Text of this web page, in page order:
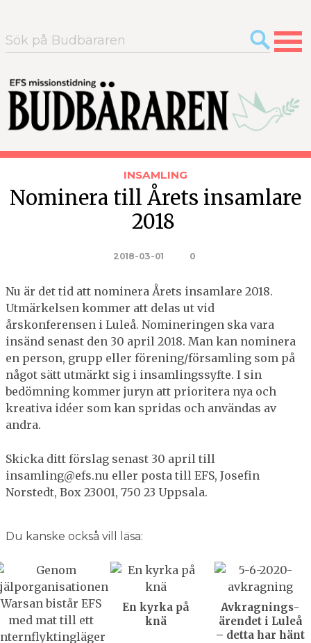
Sök
efter:
INSAMLING
Nominera till Årets insamlare
2018
2018-03-01 0
Nu är det tid att nominera Årets insamlare 2018.
Utmärkelsen kommer att delas ut vid
årskonferensen i Luleå. Nomineringen ska vara
insänd senast den 30 april 2018. Man kan nominera
en person, grupp eller förening/församling som på
något sätt utmärkt sig i insamlingssyfte. I sin
bedömning kommer juryn att prioritera nya och
kreativa idéer som kan spridas och användas av
andra.
Skicka ditt förslag senast 30 april till
insamling@efs.nu eller posta till EFS, Josefin
Norstedt, Box 23001, 750 23 Uppsala.
Du kanske också vill läsa:
En kyrka på
knä
Avkragnings­
ärendet i Luleå
– detta har hänt